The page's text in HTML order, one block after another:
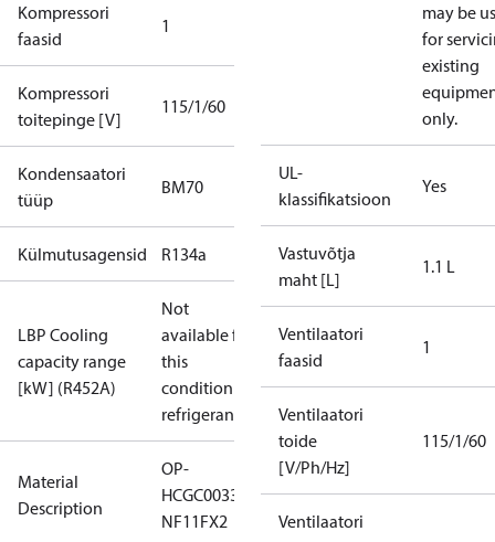
Kompressori
faasid
1
Kompressori
toitepinge [V]
115/1/60
Kondensaatori
tüüp
BM70
Külmutusagensid R134a
LBP Cooling
capacity range
[kW] (R452A)
Not
available for
this
condition /
refrigerant
Material
Description
OP-
HCGC0033RC0062B
NF11FX2
may be
for
existing
only.
UL-
klassifikatsioon
Yes
Vastuvõtja
maht [L]
1.1 L
Ventilaatori
faasid
1
Ventilaatori
toide
[V/Ph/Hz]
115/1/60
Ventilaatori